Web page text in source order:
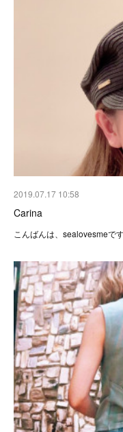
2019.07.17 10:58
Carina
こんばんは、sealovesmeで